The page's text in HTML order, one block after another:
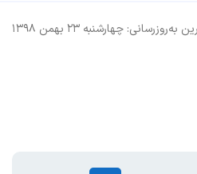
به‌روزرسانی: چهارشنبه ۲۳ بهمن ۱۳۹۸